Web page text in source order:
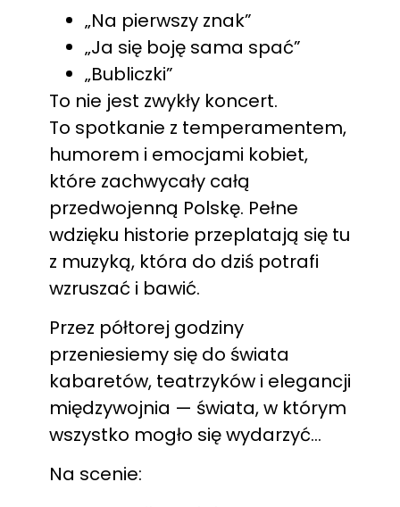
„Na pierwszy znak”
„Ja się boję sama spać”
„Bubliczki”
To nie jest zwykły koncert.
To spotkanie z temperamentem,
humorem i emocjami kobiet,
które zachwycały całą
przedwojenną Polskę. Pełne
wdzięku historie przeplatają się tu
z muzyką, która do dziś potrafi
wzruszać i bawić.
Przez półtorej godziny
przeniesiemy się do świata
kabaretów, teatrzyków i elegancji
międzywojnia — świata, w którym
wszystko mogło się wydarzyć…
Na scenie: